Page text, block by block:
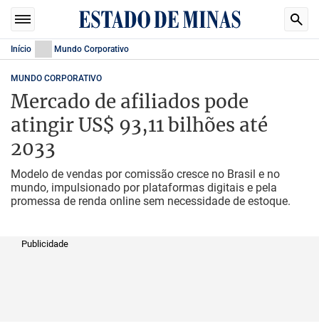
Início Mundo Corporativo
MUNDO CORPORATIVO
Mercado de afiliados pode
atingir US$ 93,11 bilhões até
2033
Modelo de vendas por comissão cresce no Brasil e no
mundo, impulsionado por plataformas digitais e pela
promessa de renda online sem necessidade de estoque.
Publicidade